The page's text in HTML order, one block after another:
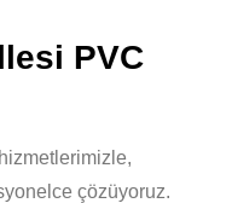
PVC
çözüyoruz.